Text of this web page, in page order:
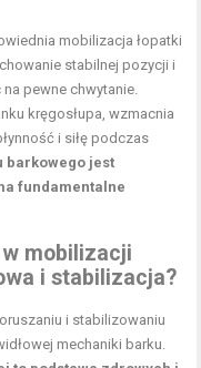
mobilizacja łopatki
stabilnej pozycji i
pewne chwytanie.
kręgosłupa, wzmacnia
i siłę podczas
barkowego jest
fundamentalne
mobilizacji
i stabilizacja?
i stabilizowaniu
mechaniki barku.